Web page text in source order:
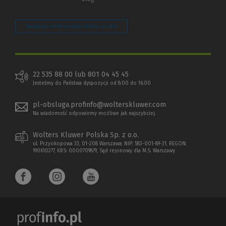
Zarządzaj preferencjami plików cookie
22 535 88 00 lub 801 04 45 45
Jesteśmy do Państwa dyspozycji od 8:00 do 16:00
pl-obsluga.profinfo@wolterskluwer.com
Na wiadomość odpowiemy możliwe jak najszybciej.
Wolters Kluwer Polska Sp. z o.o.
ul. Przyokopowa 33, 01-208 Warszawa; NIP: 583-001-89-31, REGON:
190610277, KRS: 0000709879, Sąd rejonowy dla M.S. Warszawy